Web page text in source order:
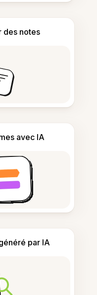
des notes
avec IA
par IA